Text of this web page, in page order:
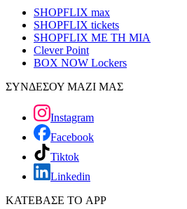
SHOPFLIX max
SHOPFLIX tickets
SHOPFLIX ΜΕ ΤΗ ΜΙΑ
Clever Point
BOX NOW Lockers
ΣΥΝΔΕΣΟΥ ΜΑΖΙ ΜΑΣ
Instagram
Facebook
Tiktok
Linkedin
ΚΑΤΕΒΑΣΕ ΤΟ APP